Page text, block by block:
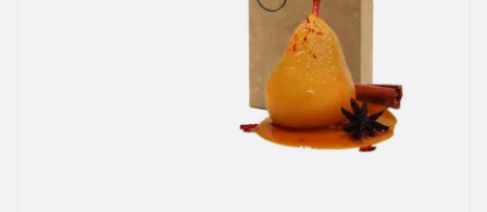
Жидкости для электронных сигарет